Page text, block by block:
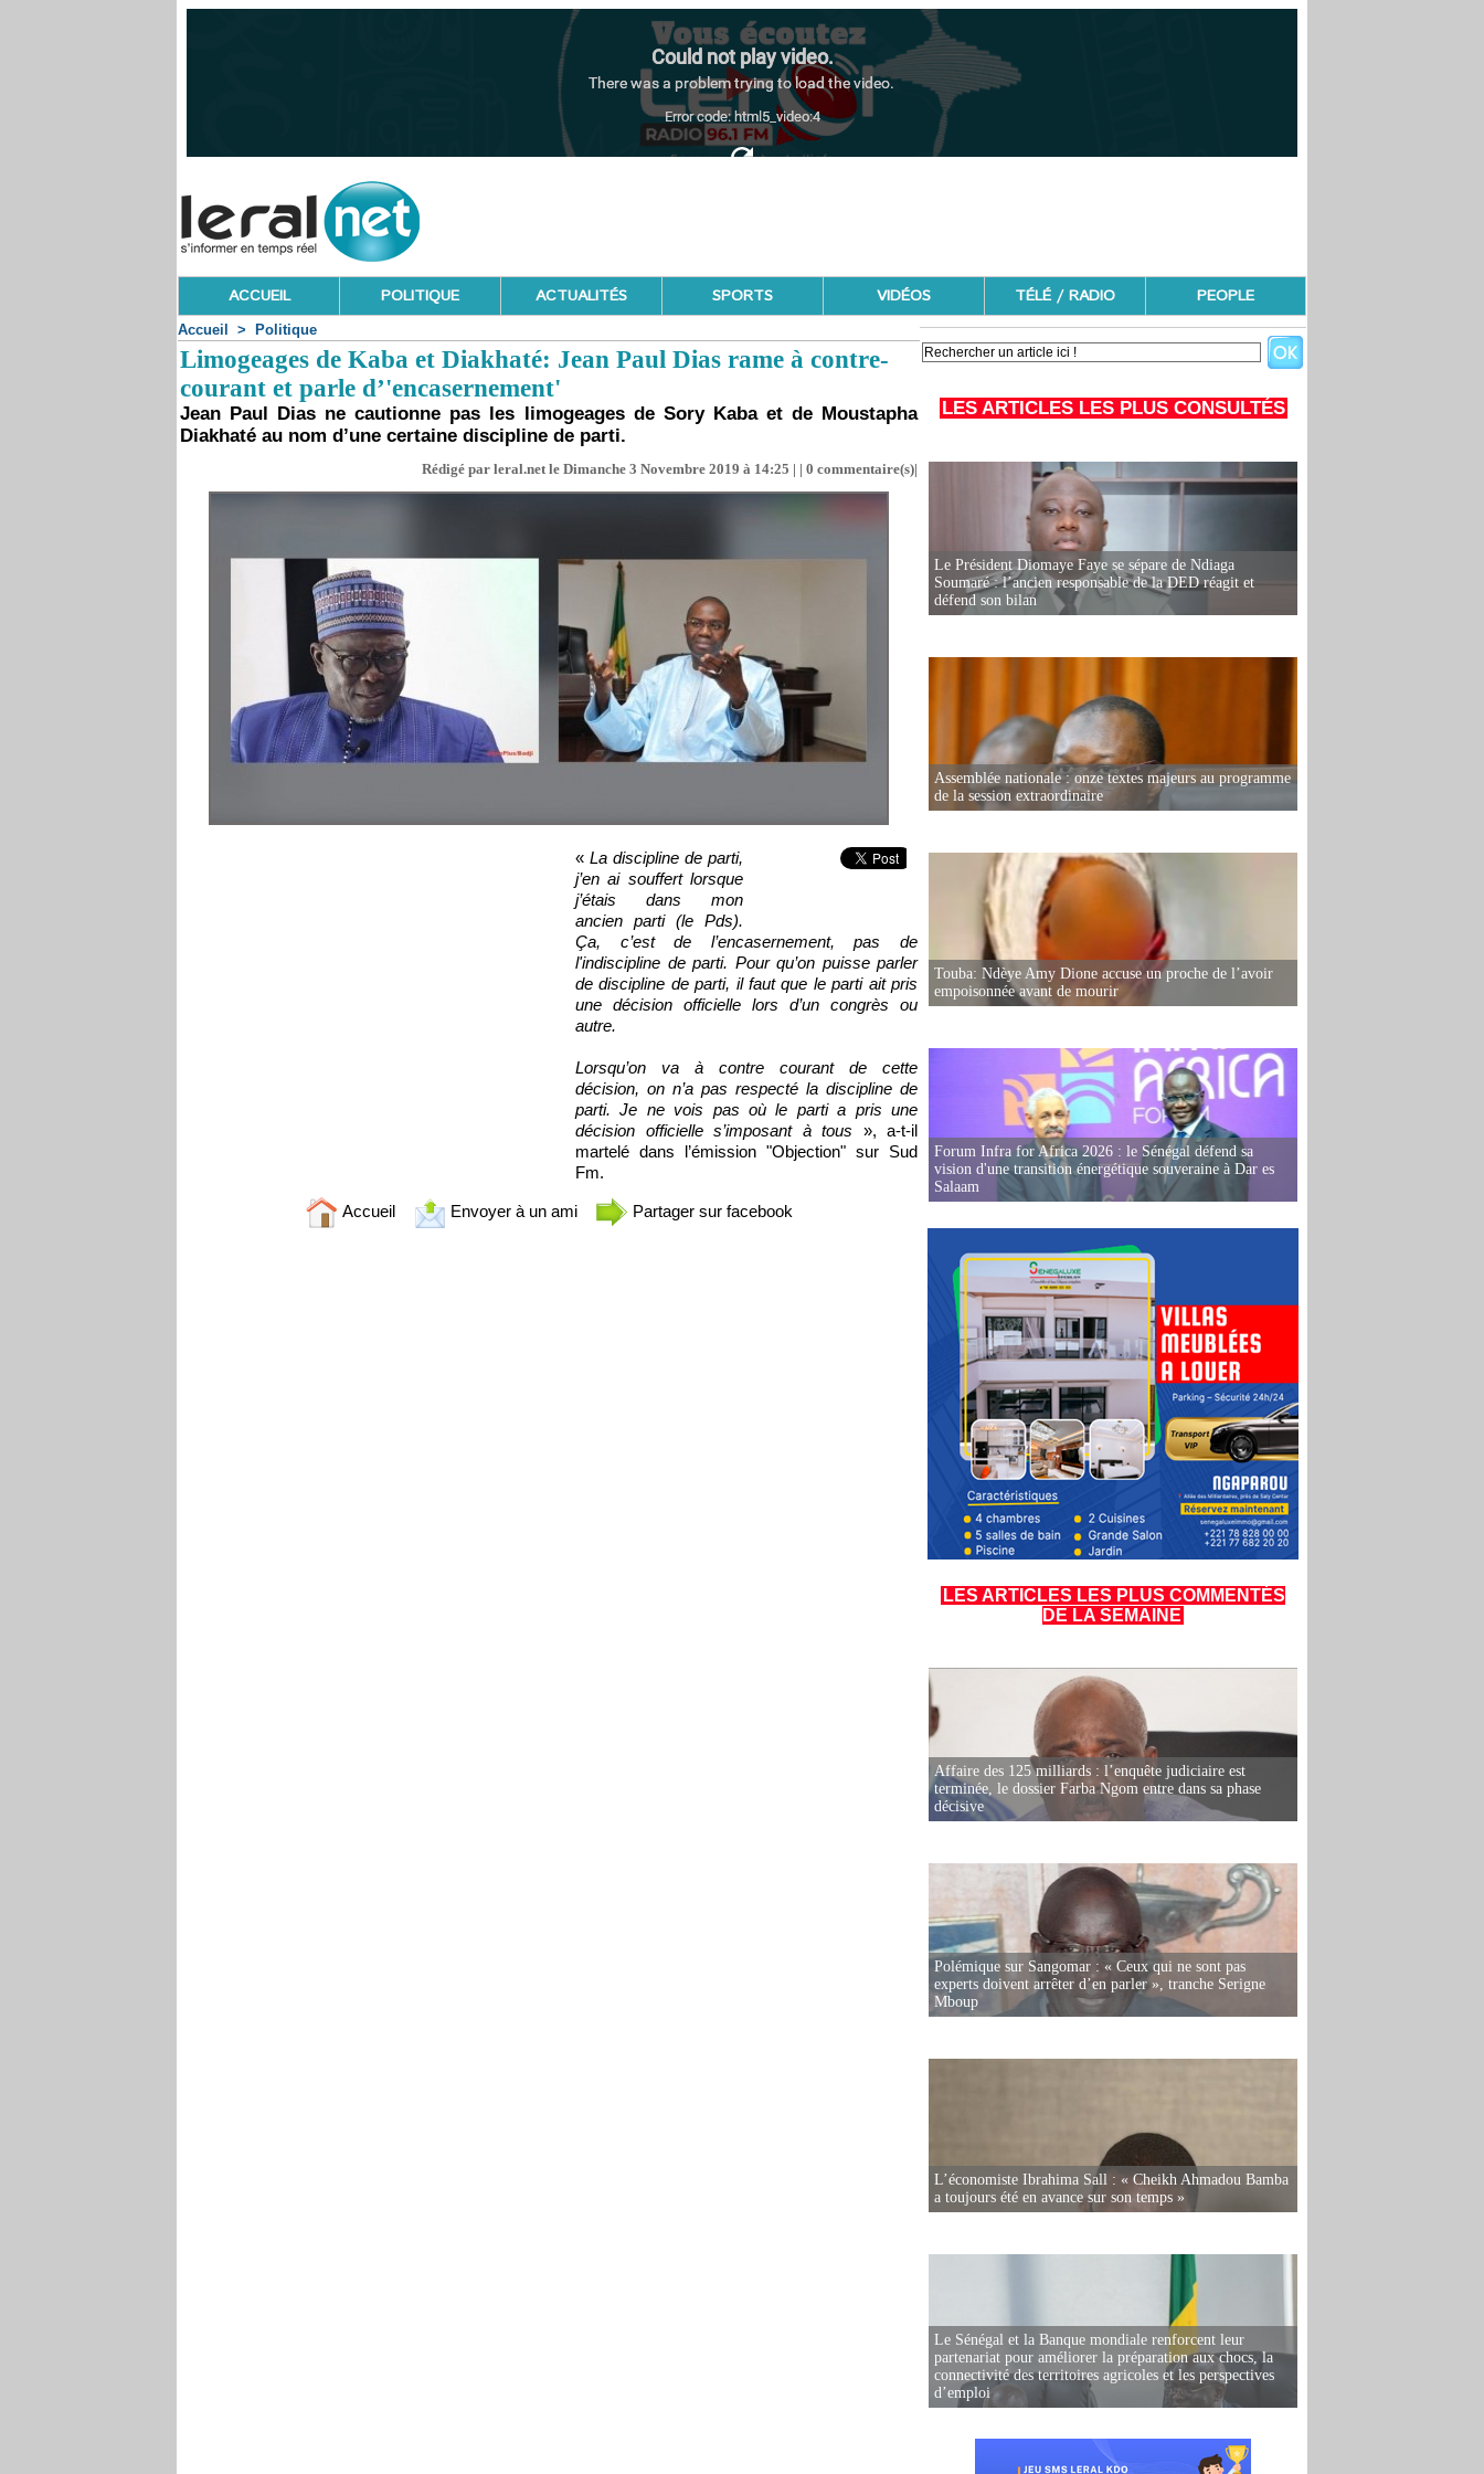
ACCUEIL POLITIQUE ACTUALITÉS SPORTS VIDÉOS TÉLÉ / RADIO PEOPLE
Accueil > Politique
Limogeages de Kaba et Diakhaté: Jean Paul Dias rame à contre-
courant et parle d’'encasernement'
Jean Paul Dias ne cautionne pas les limogeages de Sory Kaba et de Moustapha
Diakhaté au nom d’une certaine discipline de parti.
Rédigé par leral.net le Dimanche 3 Novembre 2019 à 14:25 | | 0 commentaire(s)|
« La discipline de parti,
j’en ai souffert lorsque
j’étais dans mon
ancien parti (le Pds).
Ça, c’est de l’encasernement, pas de
l'indiscipline de parti. Pour qu’on puisse parler
de discipline de parti, il faut que le parti ait pris
une décision officielle lors d’un congrès ou
autre.
Lorsqu’on va à contre courant de cette
décision, on n’a pas respecté la discipline de
parti. Je ne vois pas où le parti a pris une
décision officielle s’imposant à tous », a-t-il
martelé dans l’émission "Objection" sur Sud
Fm.
Accueil Envoyer à un ami Partager sur facebook
LES ARTICLES LES PLUS CONSULTÉS
Le Président Diomaye Faye se sépare de Ndiaga
Soumaré : l’ancien responsable de la DED réagit et
défend son bilan
Assemblée nationale : onze textes majeurs au programme
de la session extraordinaire
Touba: Ndèye Amy Dione accuse un proche de l’avoir
empoisonnée avant de mourir
Forum Infra for Africa 2026 : le Sénégal défend sa
vision d'une transition énergétique souveraine à Dar es
Salaam
LES ARTICLES LES PLUS COMMENTÉS
DE LA SEMAINE
Affaire des 125 milliards : l’enquête judiciaire est
terminée, le dossier Farba Ngom entre dans sa phase
décisive
Polémique sur Sangomar : « Ceux qui ne sont pas
experts doivent arrêter d’en parler », tranche Serigne
Mboup
L’économiste Ibrahima Sall : « Cheikh Ahmadou Bamba
a toujours été en avance sur son temps »
Le Sénégal et la Banque mondiale renforcent leur
partenariat pour améliorer la préparation aux chocs, la
connectivité des territoires agricoles et les perspectives
d’emploi